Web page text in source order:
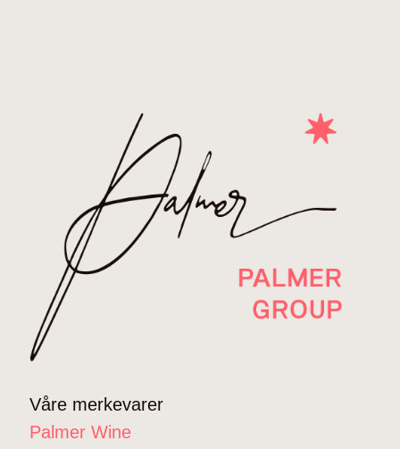
Våre merkevarer
Palmer Wine